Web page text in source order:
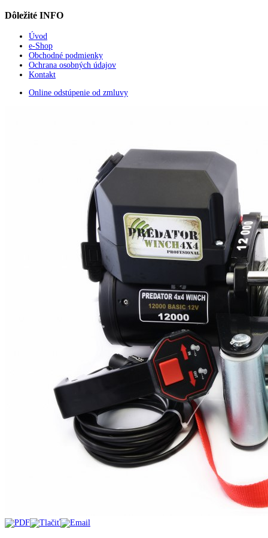
Dôležité INFO
Úvod
e-Shop
Obchodné podmienky
Ochrana osobných údajov
Kontakt
Online odstúpenie od zmluvy